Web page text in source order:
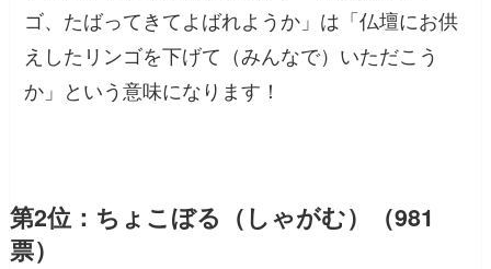
ゴ、たばってきてよばれようか」は「仏壇にお供
えしたリンゴを下げて（みんなで）いただこう
か」という意味になります！
第2位：ちょこぼる（しゃがむ）（981
票）